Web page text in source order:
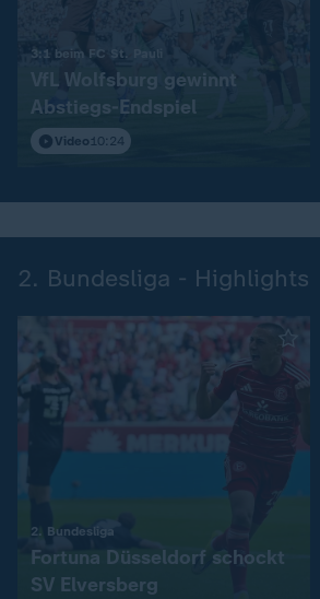
3:1 beim FC St. Pauli
VfL Wolfsburg gewinnt
Abstiegs-Endspiel
Video 10:24
2. Bundesliga - Highlights
2. Bundesliga
Fortuna Düsseldorf schockt
SV Elversberg